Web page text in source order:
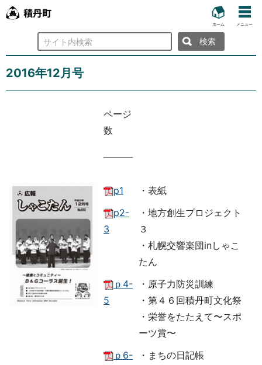
ホーム メニュー
検
索
2016年12月号
ページ
数
p1
・表紙
p2-
3
・地方創生プロジェクト
３
・札幌交響楽団inしゃこ
たん
ｐ4-
5
・原子力防災訓練
・第４６回積丹町文化祭
・栄誉をたたえて〜スポ
ーツ賞〜
ｐ6-
・まちの日記帳